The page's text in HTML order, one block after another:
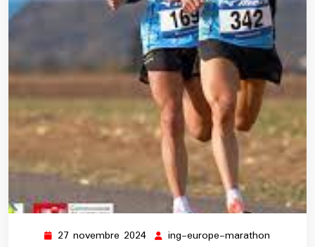
27 novembre 2024 27
ing-europe-marathon